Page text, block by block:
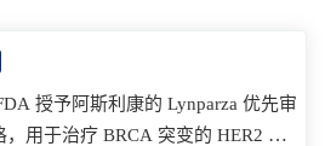
授予阿斯利康的 Lynparza 优先审
，用于治疗 BRCA 突变的 HER2 阴